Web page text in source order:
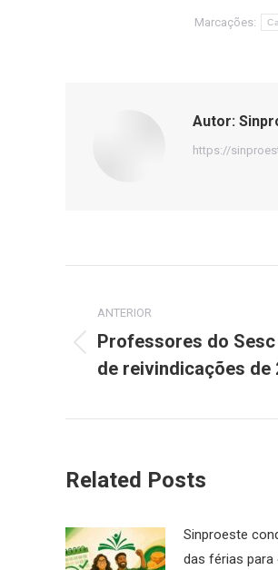
Marcações:
Autor:
https://
de
post:
ANTERIOR
Post
anterior:
Professores do
de reivindicações de
Related Posts
Sinproeste
das férias